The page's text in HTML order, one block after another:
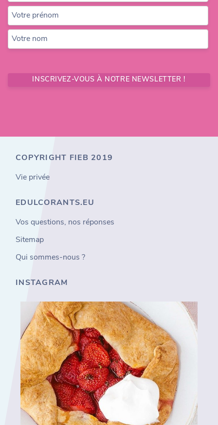
Votre prénom
Votre nom
INSCRIVEZ-VOUS À NOTRE NEWSLETTER !
COPYRIGHT FIEB 2019
Vie privée
EDULCORANTS.EU
Vos questions, nos réponses
Sitemap
Qui sommes-nous ?
INSTAGRAM